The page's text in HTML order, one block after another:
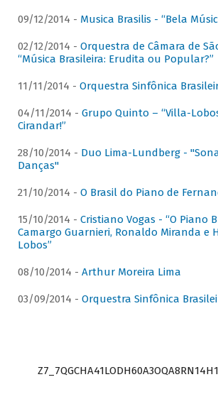
09/12/2014 - Musica Brasilis - “Bela
02/12/2014 - Orquestra de Câmara de
“Música Brasileira: Erudita ou Popular?”
11/11/2014 - Orquestra Sinfônica
04/11/2014 - Grupo Quinto – “Villa-
Cirandar!”
28/10/2014 - Duo Lima-Lundberg -
Danças"
21/10/2014 - O Brasil do Piano de
15/10/2014 - Cristiano Vogas - “O Piano
Camargo Guarnieri, Ronaldo Miranda e
Lobos”
08/10/2014 - Arthur Moreira Lima
03/09/2014 - Orquestra Sinfônica
Z7_7QGCHA41LODH60A3OQA8RN14H1